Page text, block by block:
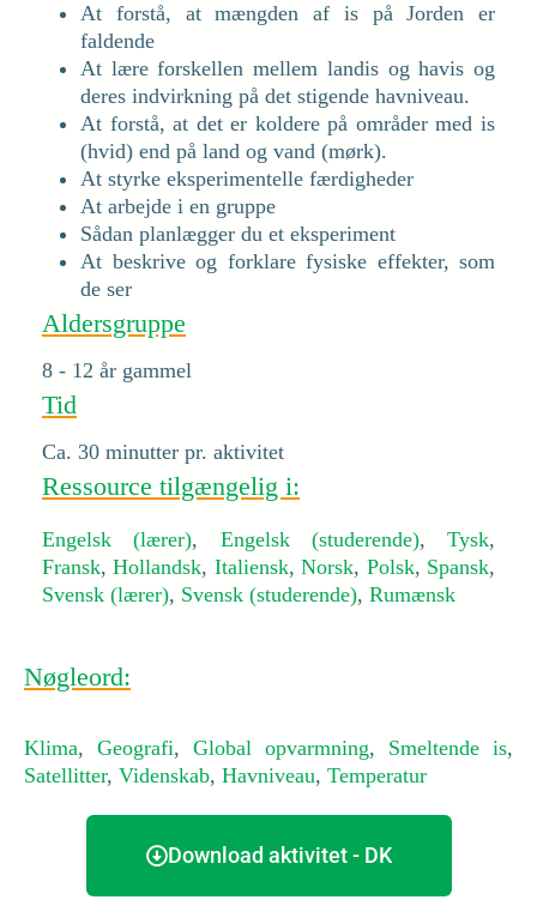
At forstå, at mængden af is på Jorden er
faldende
At lære forskellen mellem landis og havis og
deres indvirkning på det stigende havniveau.
At forstå, at det er koldere på områder med is
(hvid) end på land og vand (mørk).
At styrke eksperimentelle færdigheder
At arbejde i en gruppe
Sådan planlægger du et eksperiment
At beskrive og forklare fysiske effekter, som
de ser
Aldersgruppe
8 - 12 år gammel
Tid
Ca. 30 minutter pr. aktivitet
Ressource tilgængelig i:
Engelsk (lærer), Engelsk (studerende), Tysk,
Fransk,Hollandsk, Italiensk,Norsk, Polsk, Spansk,
Svensk (lærer), Svensk (studerende), Rumænsk
Nøgleord:
Klima, Geografi, Global opvarmning, Smeltende is,
Satellitter, Videnskab, Havniveau, Temperatur
Download aktivitet - DK